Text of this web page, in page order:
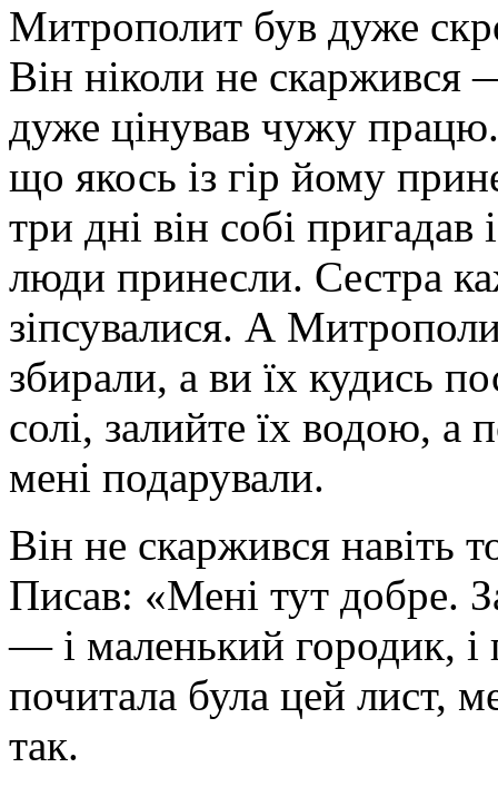
Митрополит був дуже
Він ніколи не
дуже цінував чужу
що якось із гір йому
три дні він собі
люди принесли. Сестра
зіпсувалися. А
збирали, а ви їх кудись
солі, залийте їх водою, а
мені подарували.
Він не скаржився навіть
Писав: «Мені тут добре.
— і маленький городик, і
почитала була цей лист,
так.